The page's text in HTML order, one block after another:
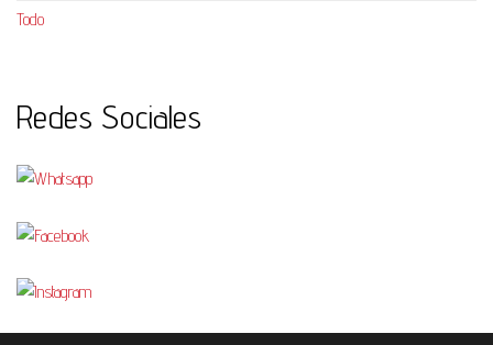
Todo
Redes Sociales